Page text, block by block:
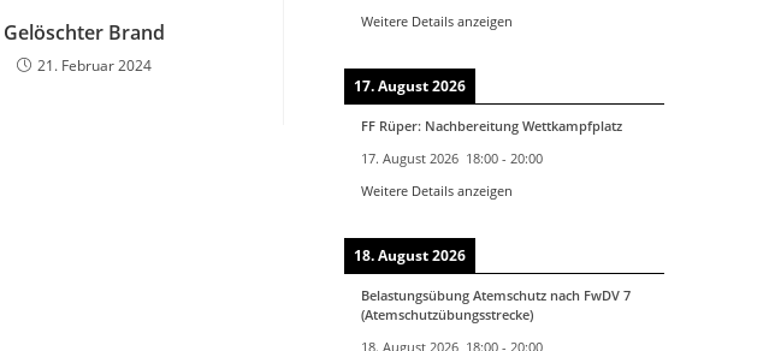
Gelöschter Brand
21. Februar 2024
Weitere Details anzeigen
17. August 2026
FF Rüper: Nachbereitung Wettkampfplatz
17. August 2026 18:00 - 20:00
Weitere Details anzeigen
18. August 2026
Belastungsübung Atemschutz nach FwDV 7
(Atemschutzübungsstrecke)
18. August 2026 18:00 - 20:00